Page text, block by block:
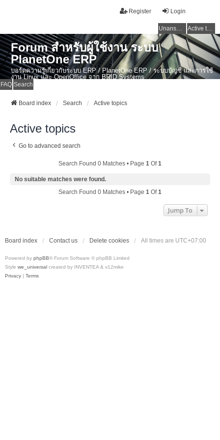
Login
Register
Unanswered topics Active topics
Forum สำหรับผู้ใช้งาน ระบบ
PlanetOne ERP
บอร์ดความรู้เกี่ยวกับระบบ ERP / PlanetOne ERP / ระบบบัญชี และการใช้
งาน Linux และ OpenOffice จาก BRID Systems
FAQ Search
Board index Search Active topics
Active topics
Go to advanced search
Search Found 0 Matches • Page 1 Of1
No suitable matches were found.
Search Found 0 Matches • Page 1 Of1
Jump To
Board index Contact us Delete cookies All times are UTC+07:00
Powered by phpBB® Forum Software © phpBB Limited
Style we_universal created by INVENTEA & v12mike
Privacy | Terms